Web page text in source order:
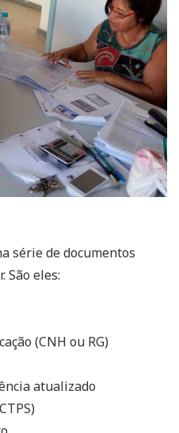
série de documentos
São eles:
(CNH ou RG)
atualizado